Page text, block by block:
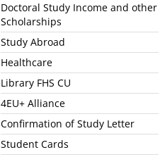
Doctoral Study Income and other
Scholarships
Study Abroad
Healthcare
Library FHS CU
4EU+ Alliance
Confirmation of Study Letter
Student Cards